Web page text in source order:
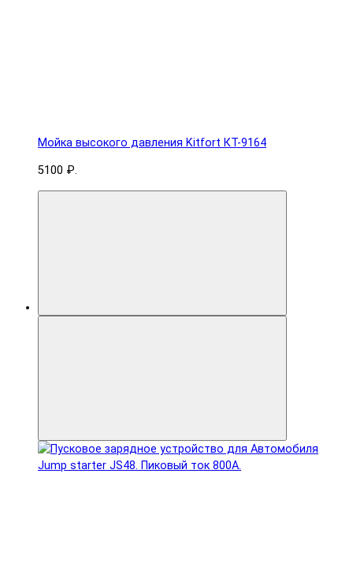
Мойка высокого давления Kitfort КТ-9164
5100 ₽.